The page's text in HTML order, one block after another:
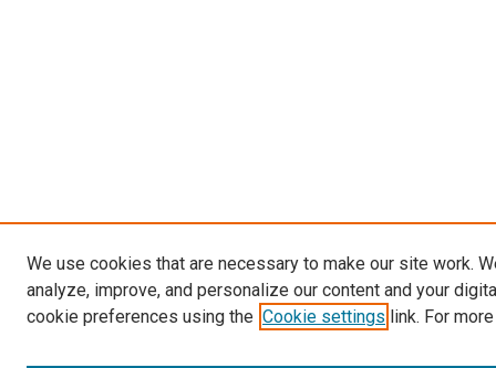
We use cookies that are necessary to make our site work.
analyze, improve, and personalize our content and your
cookie preferences using the Cookie settings link. For